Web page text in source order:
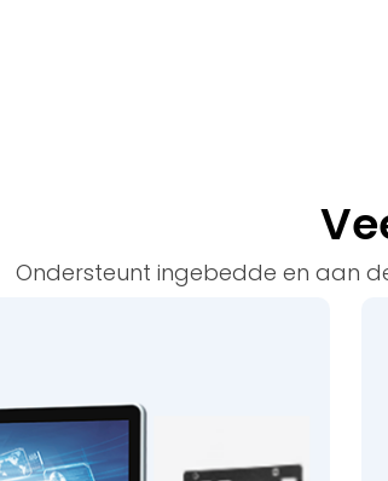
Ondersteunt ingebedde en aan